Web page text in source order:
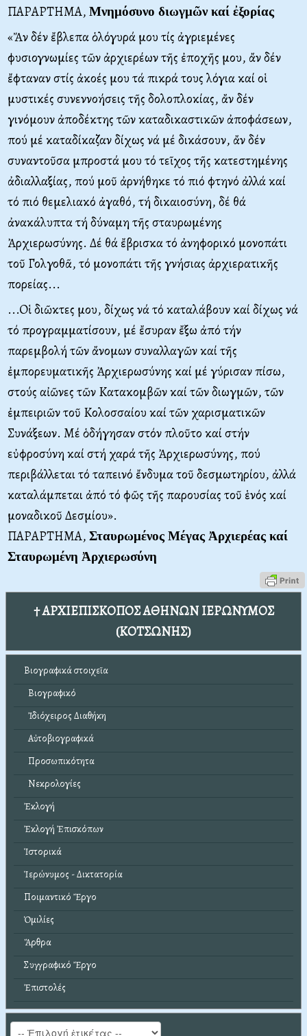
ΠΑΡΑΡΤΗΜΑ, Μνημόσυνο διωγμῶν καί ἐξορίας
«Ἄν δέν ἔβλεπα ὁλόγυρά μου τίς ἀγριεμένες
φυσιογνωμίες τῶν ἀρχιερέων τῆς ἐποχῆς μου, ἄν δέν
ἔφταναν στίς ἀκοές μου τά πικρά τους λόγια καί οἱ
μυστικές συνεννοήσεις τῆς δολοπλοκίας, ἄν δέν
γινόμουν ἀποδέκτης τῶν καταδικαστικῶν ἀποφάσεων,
πού μέ καταδίκαζαν δίχως νά μέ δικάσουν, ἄν δέν
συναντοῦσα μπροστά μου τό τεῖχος τῆς κατεστημένης
ἀδιαλλαξίας, πού μοῦ ἀρνήθηκε τό πιό φτηνό ἀλλά καί
τό πιό θεμελιακό ἀγαθό, τή δικαιοσύνη, δέ θά
ἀνακάλυπτα τή δύναμη τῆς σταυρωμένης
Ἀρχιερωσύνης. Δέ θά ἔβρισκα τό ἀνηφορικό μονοπάτι
τοῦ Γολγοθᾶ, τό μονοπάτι τῆς γνήσιας ἀρχιερατικῆς
πορείας...
...Oἱ διῶκτες μου, δίχως νά τό καταλάβουν καί δίχως νά
τό προγραμματίσουν, μέ ἔσυραν ἔξω ἀπό τήν
παρεμβολή τῶν ἄνομων συναλλαγῶν καί τῆς
ἐμπορευματικῆς Ἀρχιερωσύνης καί μέ γύρισαν πίσω,
στούς αἰῶνες τῶν Kατακομβῶν καί τῶν διωγμῶν, τῶν
ἐμπειριῶν τοῦ Kολοσσαίου καί τῶν χαρισματικῶν
Συνάξεων. Mέ ὁδήγησαν στόν πλοῦτο καί στήν
εὐφροσύνη καί στή χαρά τῆς Ἀρχιερωσύνης, πού
περιβάλλεται τό ταπεινό ἔνδυμα τοῦ δεσμωτηρίου, ἀλλά
καταλάμπεται ἀπό τό φῶς τῆς παρουσίας τοῦ ἑνός καί
μοναδικοῦ Δεσμίου».
ΠΑΡΑΡΤΗΜΑ, Σταυρωμένος Μέγας Ἀρχιερέας καί
Σταυρωμένη Ἀρχιερωσύνη
† ΑΡΧΙΕΠΙΣΚΟΠΟΣ ΑΘΗΝΩΝ ΙΕΡΩΝΥΜΟΣ
(ΚΟΤΣΩΝΗΣ)
Βιογραφικά στοιχεῖα
Βιογραφικό
Ἰδιόχειρος Διαθήκη
Αὐτοβιογραφικά
Προσωπικότητα
Νεκρολογίες
Ἐκλογή
Ἐκλογή Ἐπισκόπων
Ἱστορικά
Ἱερώνυμος - Δικτατορία
Ποιμαντικό Ἔργο
Ὁμιλίες
Ἄρθρα
Συγγραφικό Ἔργο
Ἐπιστολές